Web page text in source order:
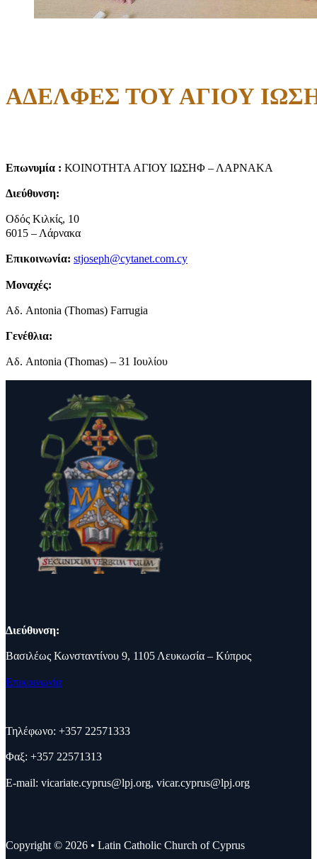
ΑΔΕΛΦΕΣ ΤΟΥ ΑΓΙΟΥ
Επωνυμία : ΚΟΙΝΟΤΗΤΑ ΑΓΙΟΥ ΙΩΣΗΦ – ΛΑΡΝΑΚΑ
Διεύθυνση:
Οδός Κιλκίς, 10
6015 – Λάρνακα
Επικοινωνία: stjoseph@cytanet.com.cy
Μοναχές:
Αδ. Antonia (Thomas) Farrugia
Γενέθλια:
Αδ. Antonia (Thomas) – 31 Ιουλίου
Διεύθυνση:
Βασιλέως Κωνσταντίνου 9, 1105 Λευκωσία – Κύπρος
Επικοινωνία
Τηλέφωνο: +357 22571333
Φαξ: +357 22571313
E-mail: vicariate.cyprus@lpj.org, vicar.cyprus@lpj.org
Copyright © 2026 • Latin Catholic Church of Cyprus